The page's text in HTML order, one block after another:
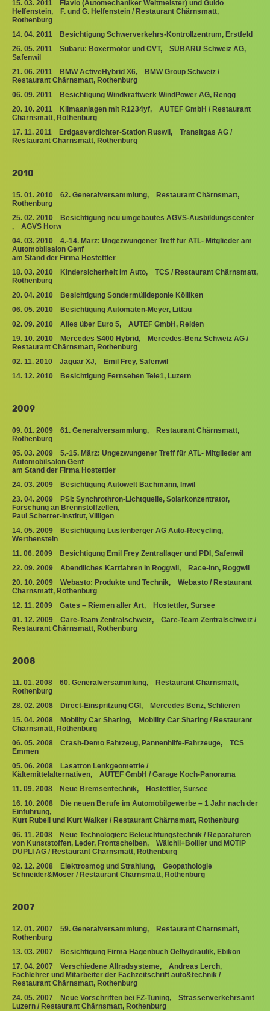
15. 03. 2011 Flavio (Automechaniker Weltmeister) und Guido
Helfenstein, F. und G. Helfenstein / Restaurant Chärnsmatt,
Rothenburg
14. 04. 2011 Besichtigung Schwerverkehrs-Kontrollzentrum, Erstfeld
26. 05. 2011 Subaru: Boxermotor und CVT, SUBARU Schweiz AG,
Safenwil
21. 06. 2011 BMW ActiveHybrid X6, BMW Group Schweiz /
Restaurant Chärnsmatt, Rothenburg
06. 09. 2011 Besichtigung Windkraftwerk WindPower AG, Rengg
20. 10. 2011 Klimaanlagen mit R1234yf, AUTEF GmbH / Restaurant
Chärnsmatt, Rothenburg
17. 11. 2011 Erdgasverdichter-Station Ruswil, Transitgas AG /
Restaurant Chärnsmatt, Rothenburg
2010
15. 01. 2010 62. Generalversammlung, Restaurant Chärnsmatt,
Rothenburg
25. 02. 2010 Besichtigung neu umgebautes AGVS-Ausbildungscenter
, AGVS Horw
04. 03. 2010 4.-14. März: Ungezwungener Treff für ATL- Mitglieder am
Automobilsalon Genf
am Stand der Firma Hostettler
18. 03. 2010 Kindersicherheit im Auto, TCS / Restaurant Chärnsmatt,
Rothenburg
20. 04. 2010 Besichtigung Sondermülldeponie Kölliken
06. 05. 2010 Besichtigung Automaten-Meyer, Littau
02. 09. 2010 Alles über Euro 5, AUTEF GmbH, Reiden
19. 10. 2010 Mercedes S400 Hybrid, Mercedes-Benz Schweiz AG /
Restaurant Chärnsmatt, Rothenburg
02. 11. 2010 Jaguar XJ, Emil Frey, Safenwil
14. 12. 2010 Besichtigung Fernsehen Tele1, Luzern
2009
09. 01. 2009 61. Generalversammlung, Restaurant Chärnsmatt,
Rothenburg
05. 03. 2009 5.-15. März: Ungezwungener Treff für ATL- Mitglieder am
Automobilsalon Genf
am Stand der Firma Hostettler
24. 03. 2009 Besichtigung Autowelt Bachmann, Inwil
23. 04. 2009 PSI: Synchrothron-Lichtquelle, Solarkonzentrator,
Forschung an Brennstoffzellen,
Paul Scherrer-Institut, Villigen
14. 05. 2009 Besichtigung Lustenberger AG Auto-Recycling,
Werthenstein
11. 06. 2009 Besichtigung Emil Frey Zentrallager und PDI, Safenwil
22. 09. 2009 Abendliches Kartfahren in Roggwil, Race-Inn, Roggwil
20. 10. 2009 Webasto: Produkte und Technik, Webasto / Restaurant
Chärnsmatt, Rothenburg
12. 11. 2009 Gates – Riemen aller Art, Hostettler, Sursee
01. 12. 2009 Care-Team Zentralschweiz, Care-Team Zentralschweiz /
Restaurant Chärnsmatt, Rothenburg
2008
11. 01. 2008 60. Generalversammlung, Restaurant Chärnsmatt,
Rothenburg
28. 02. 2008 Direct-Einspritzung CGI, Mercedes Benz, Schlieren
15. 04. 2008 Mobility Car Sharing, Mobility Car Sharing / Restaurant
Chärnsmatt, Rothenburg
06. 05. 2008 Crash-Demo Fahrzeug, Pannenhilfe-Fahrzeuge, TCS
Emmen
05. 06. 2008 Lasatron Lenkgeometrie /
Kältemittelalternativen, AUTEF GmbH / Garage Koch-Panorama
11. 09. 2008 Neue Bremsentechnik, Hostettler, Sursee
16. 10. 2008 Die neuen Berufe im Automobilgewerbe – 1 Jahr nach der
Einführung,
Kurt Rubeli und Kurt Walker / Restaurant Chärnsmatt, Rothenburg
06. 11. 2008 Neue Technologien: Beleuchtungstechnik / Reparaturen
von Kunststoffen, Leder, Frontscheiben, Wälchli+Bollier und MOTIP
DUPLI AG / Restaurant Chärnsmatt, Rothenburg
02. 12. 2008 Elektrosmog und Strahlung, Geopathologie
Schneider&Moser / Restaurant Chärnsmatt, Rothenburg
2007
12. 01. 2007 59. Generalversammlung, Restaurant Chärnsmatt,
Rothenburg
13. 03. 2007 Besichtigung Firma Hagenbuch Oelhydraulik, Ebikon
17. 04. 2007 Verschiedene Allradsysteme, Andreas Lerch,
Fachlehrer und Mitarbeiter der Fachzeitschrift auto&technik /
Restaurant Chärnsmatt, Rothenburg
24. 05. 2007 Neue Vorschriften bei FZ-Tuning, Strassenverkehrsamt
Luzern / Restaurant Chärnsmatt, Rothenburg